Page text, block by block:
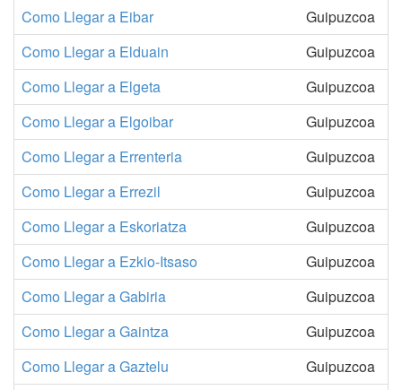
Como Llegar a Eibar
Guipuzcoa
Como Llegar a Elduain
Guipuzcoa
Como Llegar a Elgeta
Guipuzcoa
Como Llegar a Elgoibar
Guipuzcoa
Como Llegar a Errenteria
Guipuzcoa
Como Llegar a Errezil
Guipuzcoa
Como Llegar a Eskoriatza
Guipuzcoa
Como Llegar a Ezkio-Itsaso
Guipuzcoa
Como Llegar a Gabiria
Guipuzcoa
Como Llegar a Gaintza
Guipuzcoa
Como Llegar a Gaztelu
Guipuzcoa